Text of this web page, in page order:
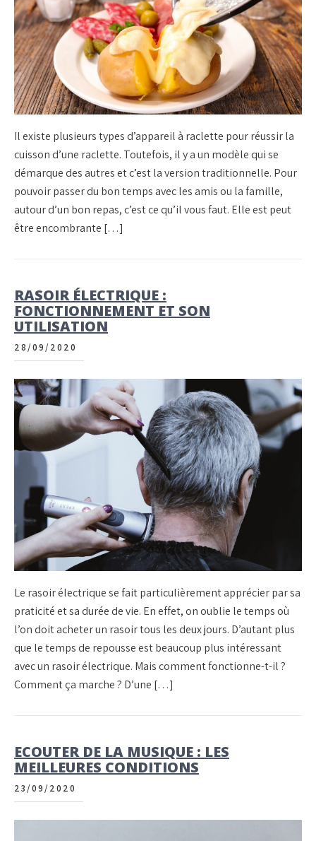
Il existe plusieurs types d’appareil à raclette pour réussir la
cuisson d’une raclette. Toutefois, il y a un modèle qui se
démarque des autres et c’est la version traditionnelle. Pour
pouvoir passer du bon temps avec les amis ou la famille,
autour d’un bon repas, c’est ce qu’il vous faut. Elle est peut
être encombrante […]
RASOIR ÉLECTRIQUE :
FONCTIONNEMENT ET SON
UTILISATION
28/09/2020
Le rasoir électrique se fait particulièrement apprécier par sa
praticité et sa durée de vie. En effet, on oublie le temps où
l’on doit acheter un rasoir tous les deux jours. D’autant plus
que le temps de repousse est beaucoup plus intéressant
avec un rasoir électrique. Mais comment fonctionne-t-il ?
Comment ça marche ? D’une […]
ECOUTER DE LA MUSIQUE : LES
MEILLEURES CONDITIONS
23/09/2020